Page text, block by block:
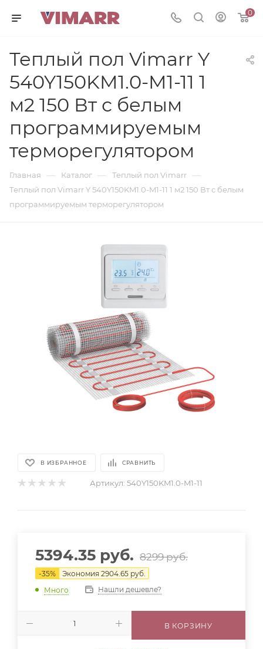
0
Теплый пол Vimarr Y
540Y150KM1.0-M1-11 1
м2 150 Вт с белым
программируемым
терморегулятором
Главная — Каталог — Теплый пол Vimarr —
Теплый пол Vimarr Y 540Y150KM1.0-M1-11 1 м2 150 Вт с белым
программируемым терморегулятором
В ИЗБРАННОЕ СРАВНИТЬ
Артикул: 540Y150KM1.0-M1-11
5394.35 руб. 8299руб.
-35% Экономия 2904.65 руб.
Много
Нашли дешевле?
В КОРЗИНУ